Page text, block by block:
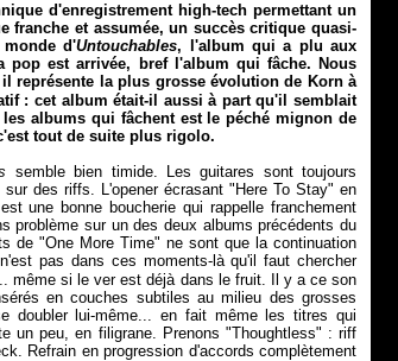
d'enregistrement high-tech permettant un
et assumée, un succès critique quasi-
monde d'Untouchables, l'album qui a plu aux
est arrivée, bref l'album qui fâche. Nous
représente la plus grosse évolution de Korn à
: cet album était-il aussi à part qu'il semblait
albums qui fâchent est le péché mignon de
tout de suite plus rigolo.
semble bien timide. Les guitares sont toujours
des riffs. L'opener écrasant "Here To Stay" en
une bonne boucherie qui rappelle franchement
problème sur un des deux albums précédents du
de "One More Time" ne sont que la continuation
pas dans ces moments-là qu'il faut chercher
même si le ver est déjà dans le fruit. Il y a ce son
en couches subtiles au milieu des grosses
doubler lui-même... en fait même les titres qui
un peu, en filigrane. Prenons "Thoughtless" : riff
Refrain en progression d'accords complètement